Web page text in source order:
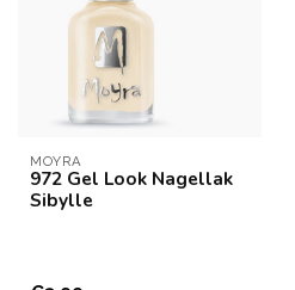
MOYRA
972 Gel Look Nagellak
Sibylle